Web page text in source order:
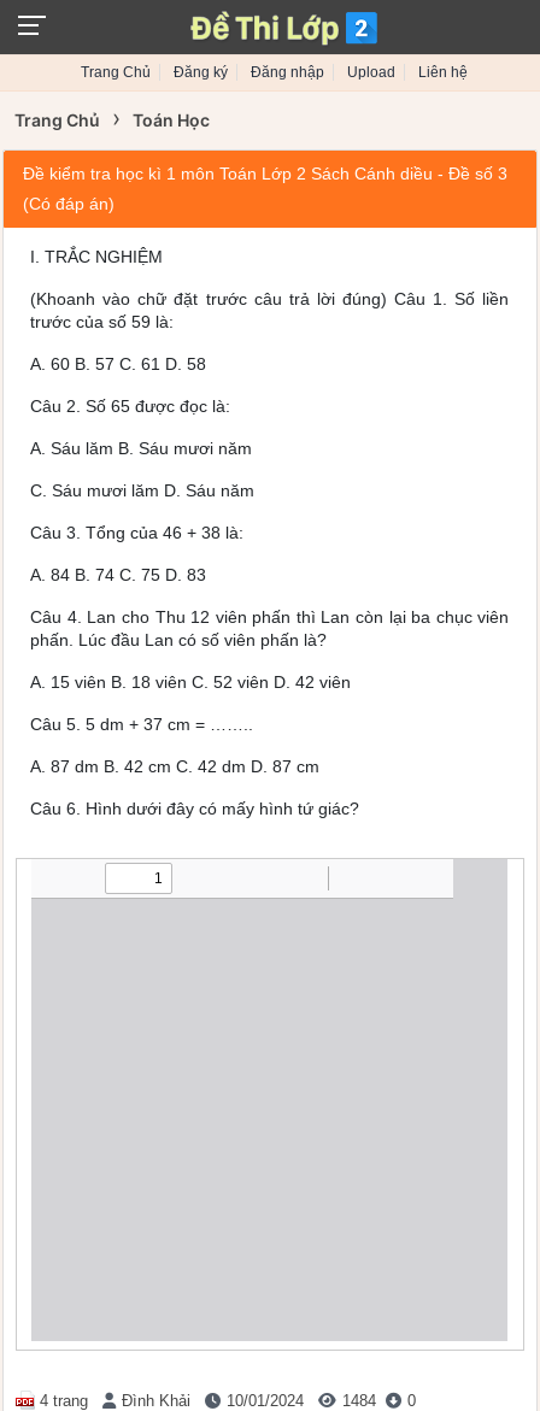
Trang Chủ Đăng ký Đăng nhập Upload Liên hệ
Trang Chủ › Toán Học
Đề kiểm tra học kì 1 môn Toán Lớp 2 Sách Cánh diều - Đề số 3
(Có đáp án)
I. TRẮC NGHIỆM
(Khoanh vào chữ đặt trước câu trả lời đúng) Câu 1.Số liền
trước của số 59 là:
A.60 B.57C.61 D.58
Câu 2.Số 65 được đọc là:
A.Sáu lăm B.Sáu mươi năm
C.Sáu mươi lăm D.Sáu năm
Câu 3.Tổng của 46 + 38 là:
A.84 B.74C.75 D.83
Câu 4. Lan cho Thu 12 viên phấn thì Lan còn lại ba chục viên
phấn. Lúc đầu Lan có số viên phấn là?
A. 15 viên B. 18 viênC.52 viên D.42 viên
Câu 5.5 dm + 37 cm = ……..
A.87 dm B.42 cmC.42 dm D.87 cm
Câu 6. Hình dưới đây có mấy hình tứ giác?
4 trang Đình Khải 10/01/2024 1484 0